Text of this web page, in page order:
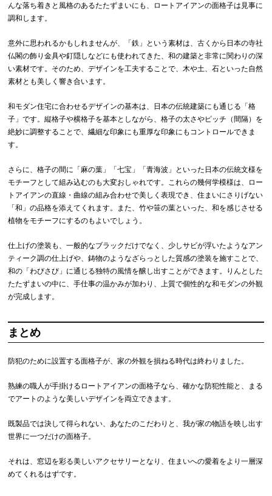
んな落ち着きと風格のあるたたずまいにも、ロートアイアンの面格子は見事に
調和します。
意外に思われるかもしれませんが、「鉄」という素材は、古くから日本の寺社
仏閣の飾り金具や釘隠しなどにも使われてきた、和の建築と非常に関わりの深
い素材です。そのため、デザインを工夫することで、木や土、石といった自然
素材とも美しく響き合います。
和モダン住宅に合わせるデザインの基本は、日本の伝統建築にも通じる「格
子」です。縦格子や横格子を基本としながら、格子の太さやピッチ（間隔）を
絶妙に調整することで、繊細な印象にも重厚な印象にもコントロールできま
す。
さらに、格子の間に「麻の葉」「七宝」「青海波」といった日本の伝統文様を
モチーフとして組み込むのも大変おしゃれです。これらの幾何学模様は、ロー
トアイアンの直線・曲線の組み合わせで美しく表現でき、住まいにさりげない
「和」の品格を添えてくれます。また、竹や笹の葉といった、和を感じさせる
植物をモチーフにするのもよいでしょう。
仕上げの塗装も、一般的なブラックだけでなく、少しサビが浮いたようなアン
ティーク調の仕上げや、鋳物のようなざらっとした質感の塗装を施すことで、
和の「わびさび」に通じる独特の風情を醸し出すことができます。りんとした
たたずまいの中に、手仕事の温かみが加わり、上質で個性的な和モダンの外観
が完成します。
まとめ
防犯のために設置する面格子が、家の外観を損ねる時代は終わりました。
熟練の職人が手掛けるロートアイアンの面格子なら、確かな防犯性能と、まる
でアートのような美しいデザインを両立できます。
既製品では決して得られない、あなたのこだわりと、我が家の物語を映し出す
世界に一つだけの面格子。
それは、窓辺を彩る美しいアクセサリーとなり、住まいへの愛着をより一層深
めてくれるはずです。